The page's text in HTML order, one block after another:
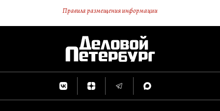
Правила размещения информации